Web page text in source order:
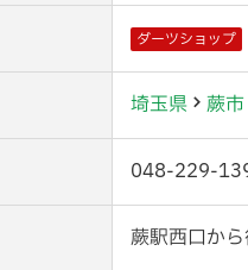
ダーツショップ
埼玉県 蕨市
048-229-
蕨駅西口か